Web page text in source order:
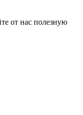
от нас полезную